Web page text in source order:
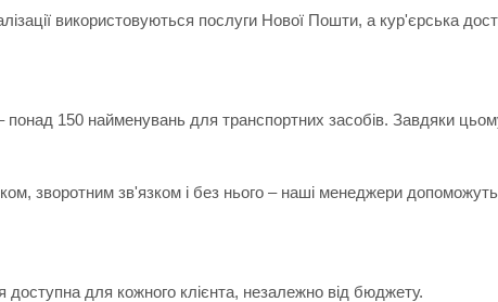
використовуються послуги Нової Пошти, а кур'єрська
понад 150 найменувань для транспортних засобів. Завдяки
зворотним зв'язком і без нього – наші менеджери
доступна для кожного клієнта, незалежно від бюджету.